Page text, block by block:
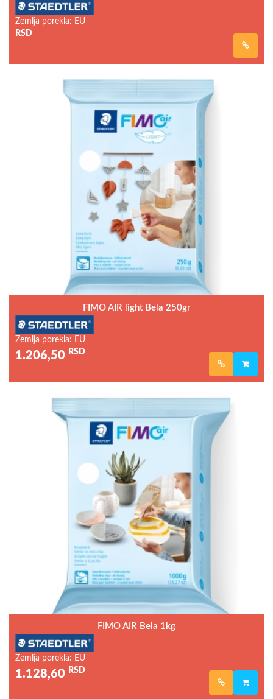
Zemlja porekla: EU
RSD
FIMO AIR light Bela 250gr
Zemlja porekla: EU
1.206,50 RSD
FIMO AIR Bela 1kg
Zemlja porekla: EU
1.128,60 RSD